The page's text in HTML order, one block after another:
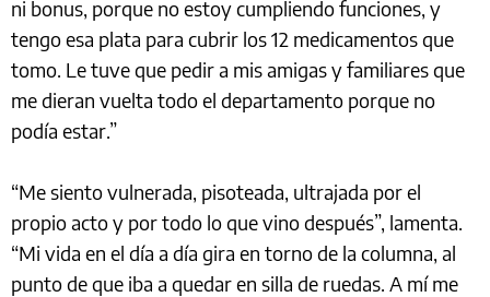
ni bonus, porque no estoy cumpliendo funciones, y
tengo esa plata para cubrir los 12 medicamentos que
tomo. Le tuve que pedir a mis amigas y familiares que
me dieran vuelta todo el departamento porque no
podía estar.”
“Me siento vulnerada, pisoteada, ultrajada por el
propio acto y por todo lo que vino después”, lamenta.
“Mi vida en el día a día gira en torno de la columna, al
punto de que iba a quedar en silla de ruedas. A mí me